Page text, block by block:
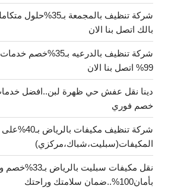
شركة تنظيف بالمجمعة
بالك اتصل بنا الان
شركة تنظيف بالدرعيه
99% اتصل بنا الان
خصم فوري
شركة تنظيف
المكيفات(سبليت،شباك،مركزي)
نقل مكيفات سبليت
بأمان100%..ضمان سلامتك وراحتك